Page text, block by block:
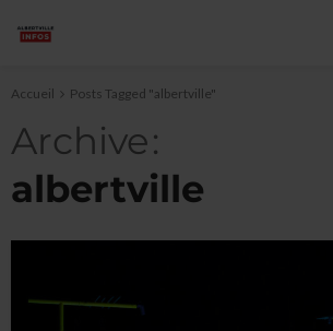
Accueil Posts Tagged "albertville"
Archive
albertville